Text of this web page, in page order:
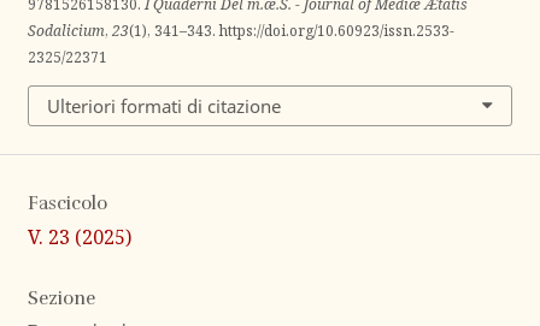
9781526158130.I Quaderni Del m.æ.S. - Journal of Mediæ Ætatis
Sodalicium, 23(1), 341–343. https://doi.org/10.60923/issn.2533-
2325/22371
Ulteriori formati di citazione
Fascicolo
V. 23 (2025)
Sezione